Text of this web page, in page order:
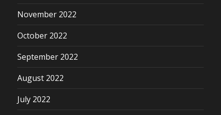
November 2022
October 2022
September 2022
August 2022
July 2022